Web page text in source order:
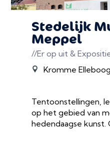
Stedelijk
Meppel
//Er op uit &
Kromme
Tentoonstellingen,
op het gebied van
hedendaagse kunst.